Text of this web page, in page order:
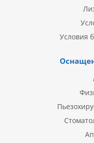
Условия